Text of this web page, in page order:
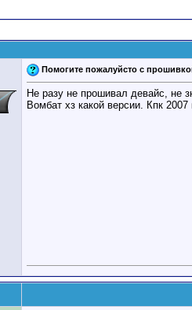
Помогите пожалуйсто с
Не разу не прошивал девайс, не
Вомбат хз какой версии. Кпк